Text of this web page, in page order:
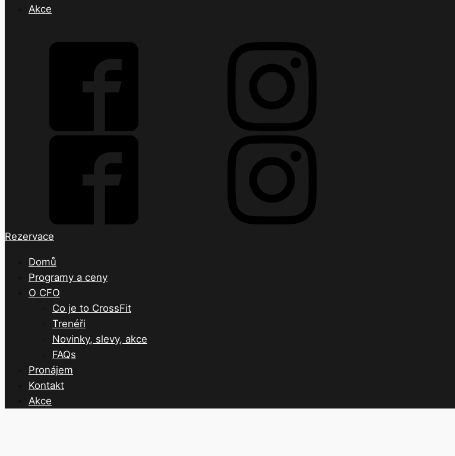
Akce
Rezervace
Domů
Programy a ceny
O CFO
Co je to CrossFit
Trenéři
Novinky, slevy, akce
FAQs
Pronájem
Kontakt
Akce